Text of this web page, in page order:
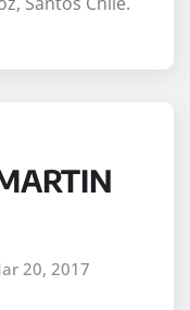
20, 2017